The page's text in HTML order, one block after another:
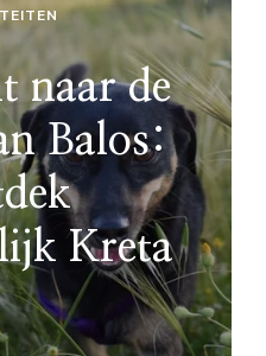
naar de
Balos:
Kreta